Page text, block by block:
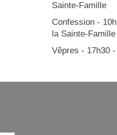
Sainte-Famille
Confession -
la Sainte-Famille
Vêpres - 17h30